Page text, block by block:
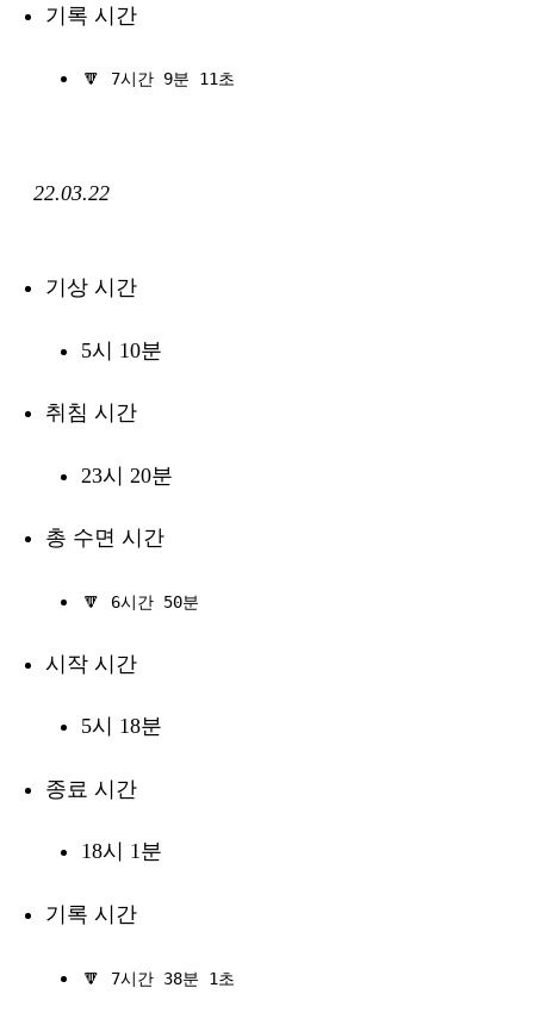
기록 시간
🔽 7시간 9분 11초
22.03.22
기상 시간
5시 10분
취침 시간
23시 20분
총 수면 시간
🔽 6시간 50분
시작 시간
5시 18분
종료 시간
18시 1분
기록 시간
🔽 7시간 38분 1초